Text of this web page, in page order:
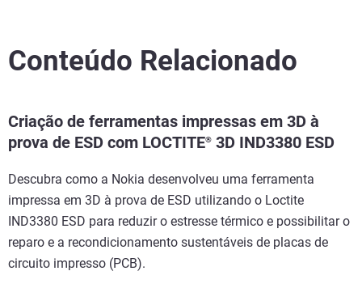
Conteúdo Relacionado
Criação de ferramentas impressas em 3D à
prova de ESD com LOCTITE® 3D IND3380 ESD
Descubra como a Nokia desenvolveu uma ferramenta
impressa em 3D à prova de ESD utilizando o Loctite
IND3380 ESD para reduzir o estresse térmico e possibilitar o
reparo e a recondicionamento sustentáveis de placas de
circuito impresso (PCB).